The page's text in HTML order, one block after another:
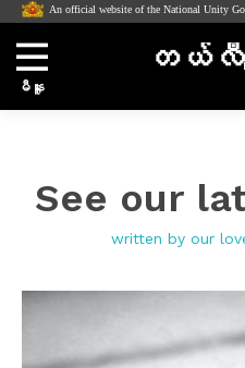
An official website of the National Unity
မီနူး
တယ်လီ
See our
written by our